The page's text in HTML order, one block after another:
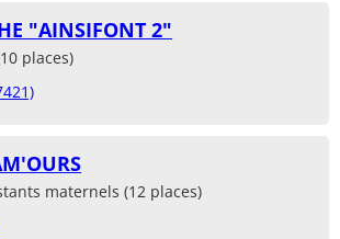
"AINSIFONT 2"
places)
maternels (12 places)